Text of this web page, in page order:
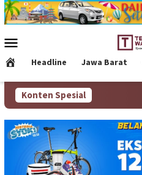
Loncat
ke
Mobile
Headline Jawa Barat
Konten Spesial